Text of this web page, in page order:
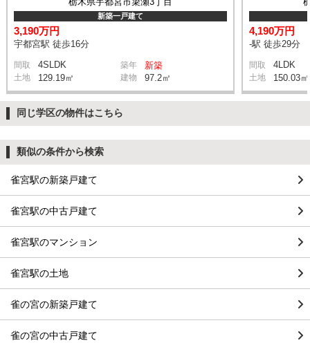
新築一戸建て
3,190万円
宇都宮駅 徒歩16分
間取 4SLDK 築年 新築
土地 129.19㎡ 建物 97.2㎡
4,190万円
-駅 徒歩29分
間取 4LDK
土地 150.03㎡
同じ学区の物件はこちら
類似の条件から検索
雀宮駅の新築戸建て
雀宮駅の中古戸建て
雀宮駅のマンション
雀宮駅の土地
雀の宮の新築戸建て
雀の宮の中古戸建て